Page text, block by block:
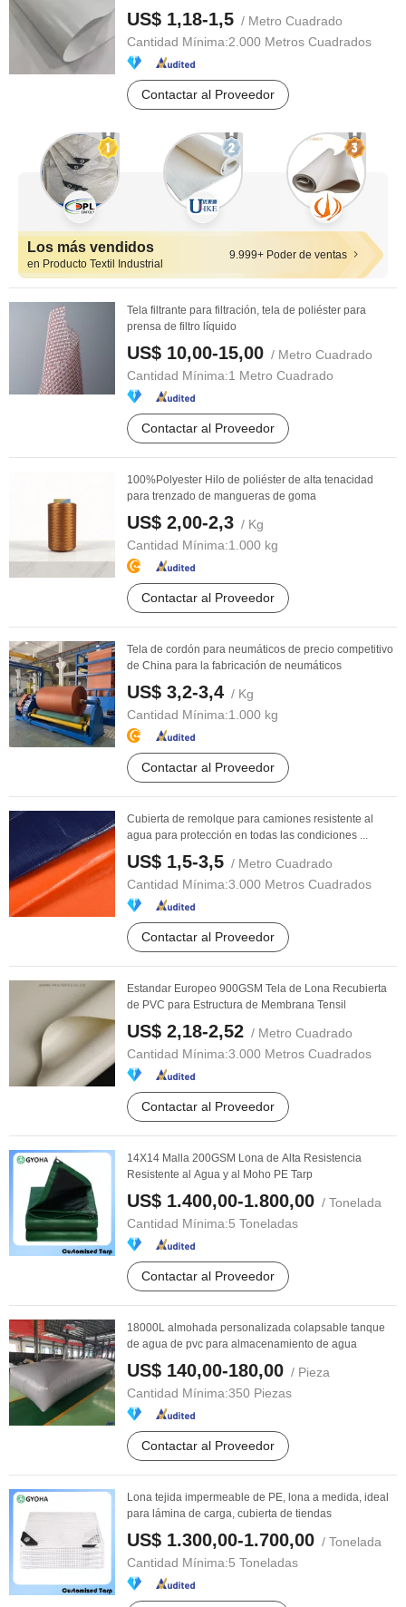
US$ 1,18-1,5 / Metro Cuadrado
Cantidad Mínima:2.000 Metros Cuadrados
Contactar al Proveedor
Los más vendidos
en Producto Textil Industrial
9.999+ Poder de ventas
Tela filtrante para filtración, tela de poliéster para
prensa de filtro líquido
US$ 10,00-15,00 / Metro Cuadrado
Cantidad Mínima:1 Metro Cuadrado
Contactar al Proveedor
100%Polyester Hilo de poliéster de alta tenacidad
para trenzado de mangueras de goma
US$ 2,00-2,3 / Kg
Cantidad Mínima:1.000 kg
Contactar al Proveedor
Tela de cordón para neumáticos de precio competitivo
de China para la fabricación de neumáticos
US$ 3,2-3,4 / Kg
Cantidad Mínima:1.000 kg
Contactar al Proveedor
Cubierta de remolque para camiones resistente al
agua para protección en todas las condiciones ...
US$ 1,5-3,5 / Metro Cuadrado
Cantidad Mínima:3.000 Metros Cuadrados
Contactar al Proveedor
Estandar Europeo 900GSM Tela de Lona Recubierta
de PVC para Estructura de Membrana Tensil
US$ 2,18-2,52 / Metro Cuadrado
Cantidad Mínima:3.000 Metros Cuadrados
Contactar al Proveedor
14X14 Malla 200GSM Lona de Alta Resistencia
Resistente al Agua y al Moho PE Tarp
US$ 1.400,00-1.800,00 / Tonelada
Cantidad Mínima:5 Toneladas
Contactar al Proveedor
18000L almohada personalizada colapsable tanque
de agua de pvc para almacenamiento de agua
US$ 140,00-180,00 / Pieza
Cantidad Mínima:350 Piezas
Contactar al Proveedor
Lona tejida impermeable de PE, lona a medida, ideal
para lámina de carga, cubierta de tiendas
US$ 1.300,00-1.700,00 / Tonelada
Cantidad Mínima:5 Toneladas